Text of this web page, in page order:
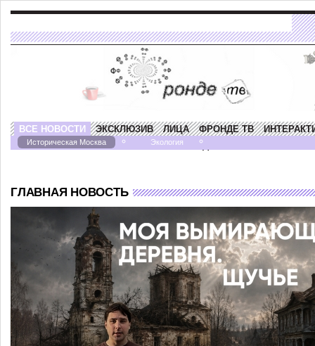
ВСЕ НОВОСТИ
Историческая Москва Экология
ЭКСКЛЮЗИВ ЛИЦА ФРОНДЕ ТВ
ПРОГРАММА "НАСТУПЛЕНИЕ НА НАСЛЕДИЕ"
ГЛАВНАЯ НОВОСТЬ